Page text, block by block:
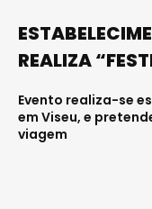
REALIZA
Evento realiza-se
em Viseu, e
viagem